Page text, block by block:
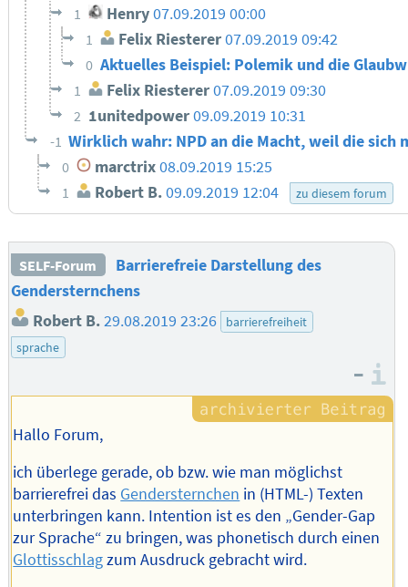
1 Henry07.09.2019 00:00
1 Felix Riesterer07.09.2019 09:42
0 Aktuelles Beispiel: Polemik und die
1 Felix Riesterer07.09.2019 09:30
2 1unitedpower09.09.2019 10:31
-1 Wirklich wahr: NPD an die Macht, weil die sich
0 marctrix 08.09.2019 15:25
1 Robert B. 09.09.2019 12:04 zu diesem forum
SELF-Forum
Barrierefreie Darstellung des
Gendersternchens
Robert B. 29.08.2019 23:26
barrierefreiheit
sprache
–
Hallo Forum,
ich überlege gerade, ob bzw. wie man möglichst
barrierefrei das Gendersternchen in (HTML-) Texten
unterbringen kann. Intention ist es den „Gender-Gap
zur Sprache“ zu bringen, was phonetisch durch einen
Glottisschlagzum Ausdruck gebracht wird.